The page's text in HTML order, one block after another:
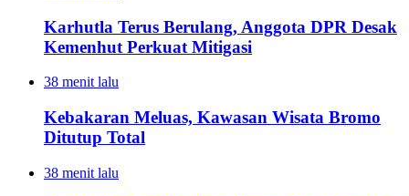
Karhutla Terus Berulang, Anggota DPR Desak
Kemenhut Perkuat Mitigasi
38 menit lalu
Kebakaran Meluas, Kawasan Wisata Bromo
Ditutup Total
38 menit lalu